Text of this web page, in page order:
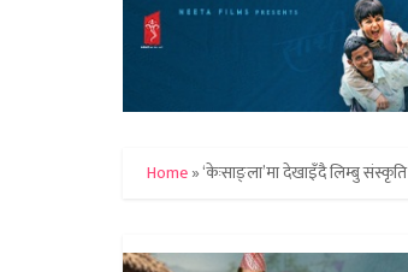
Home»‘केःसाङ्ला’मा देखाइँदै लिम्बु संस्कृति